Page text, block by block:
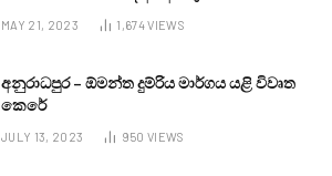
MAY 21, 2023 1,674VIEWS
අනුරාධපුර – ඕමන්ත දුම්රිය මාර්ගය යළි විවෘත
කෙරේ
JULY 13, 2023 950 VIEWS